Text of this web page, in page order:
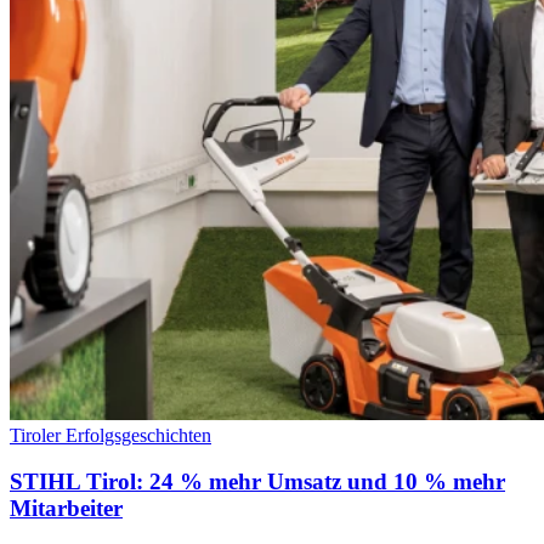
Tiroler Erfolgsgeschichten
STIHL Tirol: 24 % mehr Umsatz und 10 % mehr
Mitarbeiter